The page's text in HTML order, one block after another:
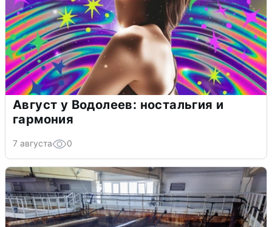
Август у Водолеев: ностальгия и
гармония
7 августа 0